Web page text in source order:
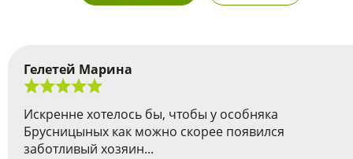
Гелетей Марина
Искренне хотелось бы, чтобы у особняка
Брусницыных как можно скорее появился
заботливый хозяин...